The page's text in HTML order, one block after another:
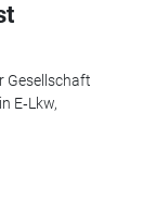
Gesellschaft
E‑Lkw,